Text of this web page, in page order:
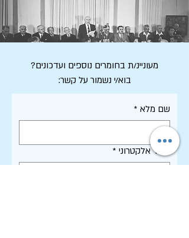
מעוניינ/ת בחומרים נוספים ועדכונים?
בוא/י נשמור על קשר:
שם מלא *
דואר אלקטרוני *